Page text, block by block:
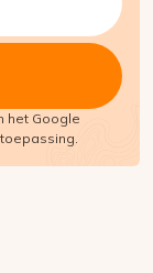
het Google